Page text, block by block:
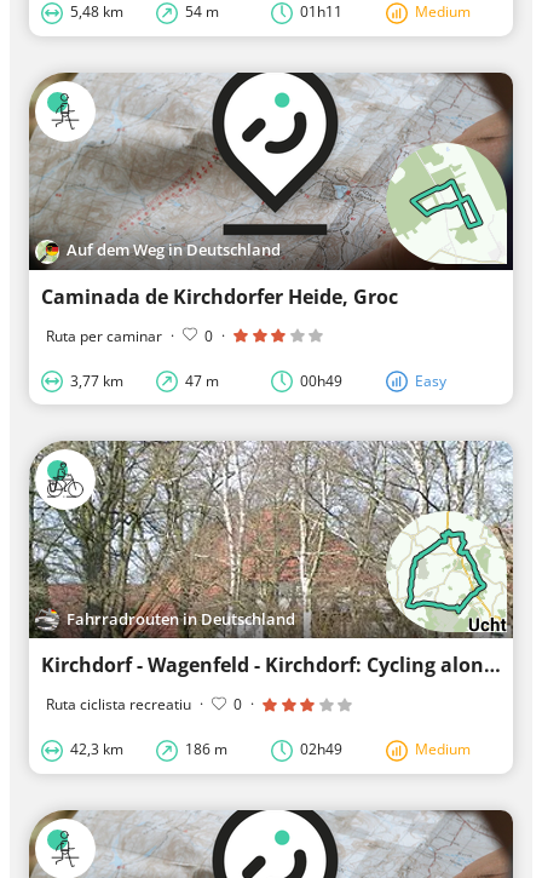
5,48 km 54 m 01h11 Medium
Auf dem Weg in Deutschland
Caminada de Kirchdorfer Heide, Groc
Ruta per caminar · 0 ·
3,77 km 47 m 00h49 Easy
Fahrradrouten in Deutschland
Kirchdorf - Wagenfeld - Kirchdorf: Cycling along quiet roads
Ruta ciclista recreatiu · 0 ·
42,3 km 186 m 02h49 Medium